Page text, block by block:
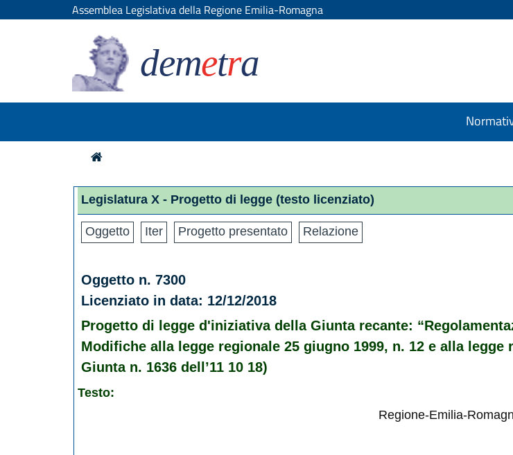
Assemblea Legislativa della Regione Emilia-Romagna
demetra
Legislatura X - Progetto di legge (testo licenziato)
Oggetto Iter Progetto presentato Relazione
Oggetto n. 7300
Licenziato in data: 12/12/2018
Progetto di legge d'iniziativa della Giunta recante:
Modifiche alla legge regionale 25 giugno 1999, n. 12 e alla legge
Giunta n. 1636 dell’11 10 18)
Testo:
Regione-Emilia-